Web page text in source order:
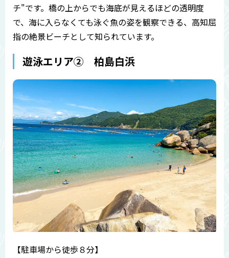
チ"です。橋の上からでも海底が見えるほどの透明度
で、海に入らなくても泳ぐ魚の姿を観察できる、高知屈
指の絶景ビーチとして知られています。
遊泳エリア② 柏島白浜
【駐車場から徒歩８分】